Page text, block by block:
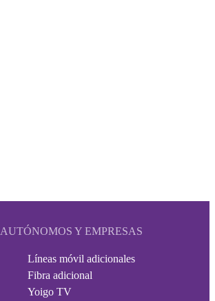
AUTÓNOMOS Y EMPRESAS
Líneas móvil adicionales
Fibra adicional
Yoigo TV